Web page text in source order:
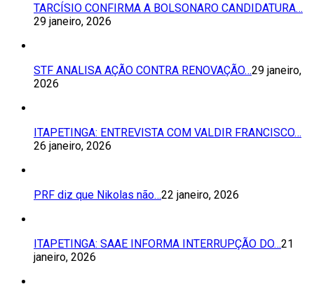
TARCÍSIO CONFIRMA A BOLSONARO CANDIDATURA…
29 janeiro, 2026
STF ANALISA AÇÃO CONTRA RENOVAÇÃO…29 janeiro,
2026
ITAPETINGA: ENTREVISTA COM VALDIR FRANCISCO…
26 janeiro, 2026
PRF diz que Nikolas não…22 janeiro, 2026
ITAPETINGA: SAAE INFORMA INTERRUPÇÃO DO…21
janeiro, 2026